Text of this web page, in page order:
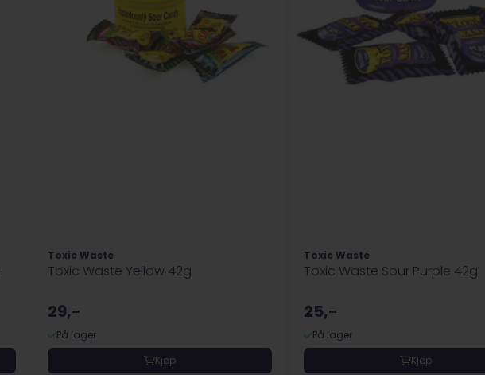
Toxic Waste
Toxic Waste Yellow 42g
29,-
På lager
Kjøp
Toxic Waste
Toxic Waste Sour Purple 42g
25,-
På lager
Kjøp